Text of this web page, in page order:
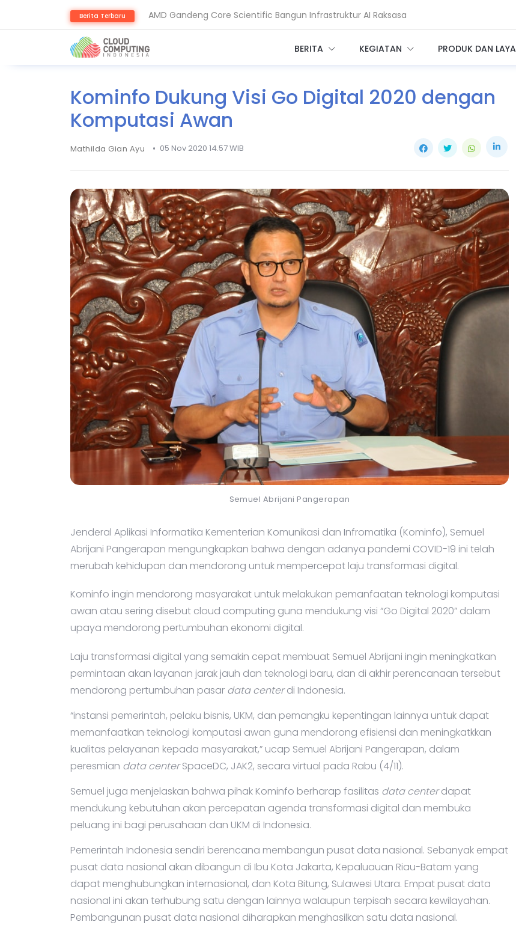
Berita Terbaru AMD Gandeng Core Scientific Bangun Infrastruktur AI Raksasa
IoT Botnet: Ancaman Siber yang Mengintai Perangkat IoT
BERITA KEGIATAN PRODUK DAN
Kominfo Dukung Visi Go Digital 2020 dengan
Komputasi Awan
Mathilda Gian Ayu • 05 Nov 2020 14.57 WIB
Semuel Abrijani Pangerapan
Jenderal Aplikasi Informatika Kementerian Komunikasi dan Infromatika (Kominfo), Semuel
Abrijani Pangerapan mengungkapkan bahwa dengan adanya pandemi COVID-19 ini telah
merubah kehidupan dan mendorong untuk mempercepat laju transformasi digital.
Kominfo ingin mendorong masyarakat untuk melakukan pemanfaatan teknologi komputasi
awan atau sering disebut cloud computing guna mendukung visi “Go Digital 2020” dalam
upaya mendorong pertumbuhan ekonomi digital.
Laju transformasi digital yang semakin cepat membuat Semuel Abrijani ingin meningkatkan
permintaan akan layanan jarak jauh dan teknologi baru, dan di akhir perencanaan tersebut
mendorong pertumbuhan pasar data centerdi Indonesia.
“instansi pemerintah, pelaku bisnis, UKM, dan pemangku kepentingan lainnya untuk dapat
memanfaatkan teknologi komputasi awan guna mendorong efisiensi dan meningkatkkan
kualitas pelayanan kepada masyarakat,” ucap Semuel Abrijani Pangerapan, dalam
peresmian data centerSpaceDC, JAK2, secara virtual pada Rabu (4/11).
Semuel juga menjelaskan bahwa pihak Kominfo berharap fasilitas data centerdapat
mendukung kebutuhan akan percepatan agenda transformasi digital dan membuka
peluang ini bagi perusahaan dan UKM di Indonesia.
Pemerintah Indonesia sendiri berencana membangun pusat data nasional. Sebanyak empat
pusat data nasional akan dibangun di Ibu Kota Jakarta, Kepaluauan Riau-Batam yang
dapat menghubungkan internasional, dan Kota Bitung, Sulawesi Utara. Empat pusat data
nasional ini akan terhubung satu dengan lainnya walaupun terpisah secara kewilayahan.
Pembangunan pusat data nasional diharapkan menghasilkan satu data nasional.